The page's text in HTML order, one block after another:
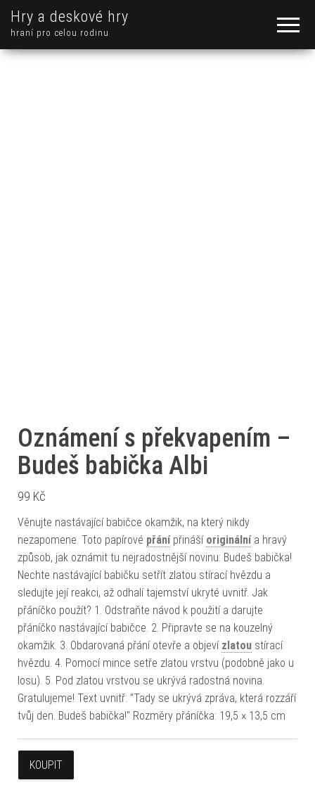
Hry a deskové hry
hraní pro celou rodinu
Oznámení s překvapením –
Budeš babička Albi
99 Kč
Věnujte nastávající babičce okamžik, na který nikdy
nezapomene. Toto papírové přánípřináší originálnía hravý
způsob, jak oznámit tu nejradostnější novinu: Budeš babička!
Nechte nastávající babičku setřít zlatou stírací hvězdu a
sledujte její reakci, až odhalí tajemství ukryté uvnitř. Jak
přáníčko použít? 1. Odstraňte návod k použití a darujte
přáníčko nastávající babičce. 2. Připravte se na kouzelný
okamžik. 3. Obdarovaná přání otevře a objeví zlatou stírací
hvězdu. 4. Pomocí mince setře zlatou vrstvu (podobně jako u
losu). 5. Pod zlatou vrstvou se ukrývá radostná novina.
Gratulujeme! Text uvnitř: "Tady se ukrývá zpráva, která rozzáří
tvůj den. Budeš babička!" Rozměry přáníčka: 19,5 × 13,5 cm
KOUPIT